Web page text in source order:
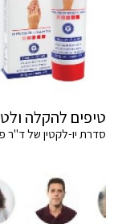
טיפים להקלה
סדרת יו-לקטין של ד"ר